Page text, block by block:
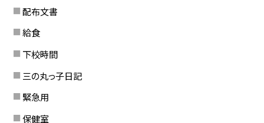
配布文書
給食
下校時間
三の丸っ子日記
緊急用
保健室